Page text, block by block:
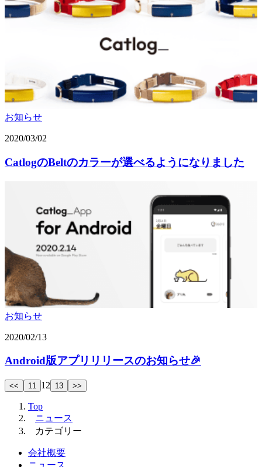
お知らせ
2020/03/02
CatlogのBeltのカラーが選べるようになりました
お知らせ
2020/02/13
Android版アプリリリースのお知らせ🎉
<< 11 12 13 >>
Top
ニュース
カテゴリー
会社概要